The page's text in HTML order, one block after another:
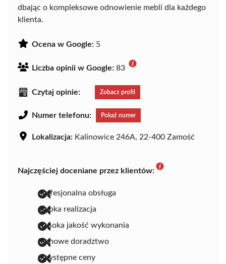
dbając o kompleksowe odnowienie mebli dla każdego
klienta.
Ocena w Google: 5
Liczba opinii w Google: 83
Czytaj opinie: Zobacz profil
Numer telefonu: Pokaż numer
Lokalizacja: Kalinowice 246A, 22-400 Zamość
Najczęściej doceniane przez klientów:
profesjonalna obsługa
szybka realizacja
wysoka jakość wykonania
fachowe doradztwo
przystępne ceny